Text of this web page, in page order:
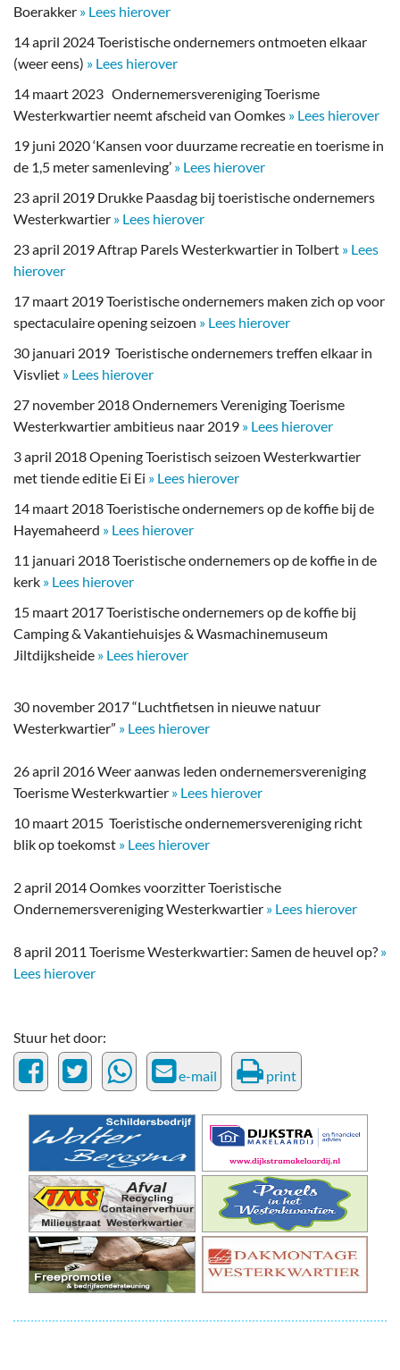
Boerakker » Lees hierover
14 april 2024 Toeristische ondernemers ontmoeten elkaar
(weer eens) » Lees hierover
14 maart 2023 Ondernemersvereniging Toerisme
Westerkwartier neemt afscheid van Oomkes » Lees hierover
19 juni 2020 ‘Kansen voor duurzame recreatie en toerisme in
de 1,5 meter samenleving’ » Lees hierover
23 april 2019 Drukke Paasdag bij toeristische ondernemers
Westerkwartier » Lees hierover
23 april 2019 Aftrap Parels Westerkwartier in Tolbert » Lees
hierover
17 maart 2019 Toeristische ondernemers maken zich op voor
spectaculaire opening seizoen » Lees hierover
30 januari 2019 Toeristische ondernemers treffen elkaar in
Visvliet » Lees hierover
27 november 2018 Ondernemers Vereniging Toerisme
Westerkwartier ambitieus naar 2019 » Lees hierover
3 april 2018 Opening Toeristisch seizoen Westerkwartier
met tiende editie Ei Ei » Lees hierover
14 maart 2018 Toeristische ondernemers op de koffie bij de
Hayemaheerd » Lees hierover
11 januari 2018 Toeristische ondernemers op de koffie in de
kerk » Lees hierover
15 maart 2017 Toeristische ondernemers op de koffie bij
Camping & Vakantiehuisjes & Wasmachinemuseum
Jiltdijksheide » Lees hierover
30 november 2017 “Luchtfietsen in nieuwe natuur
Westerkwartier” » Lees hierover
26 april 2016 Weer aanwas leden ondernemersvereniging
Toerisme Westerkwartier » Lees hierover
10 maart 2015 Toeristische ondernemersvereniging richt
blik op toekomst » Lees hierover
2 april 2014 Oomkes voorzitter Toeristische
Ondernemersvereniging Westerkwartier » Lees hierover
8 april 2011 Toerisme Westerkwartier: Samen de heuvel op? »
Lees hierover
Stuur het door:
e-mail print